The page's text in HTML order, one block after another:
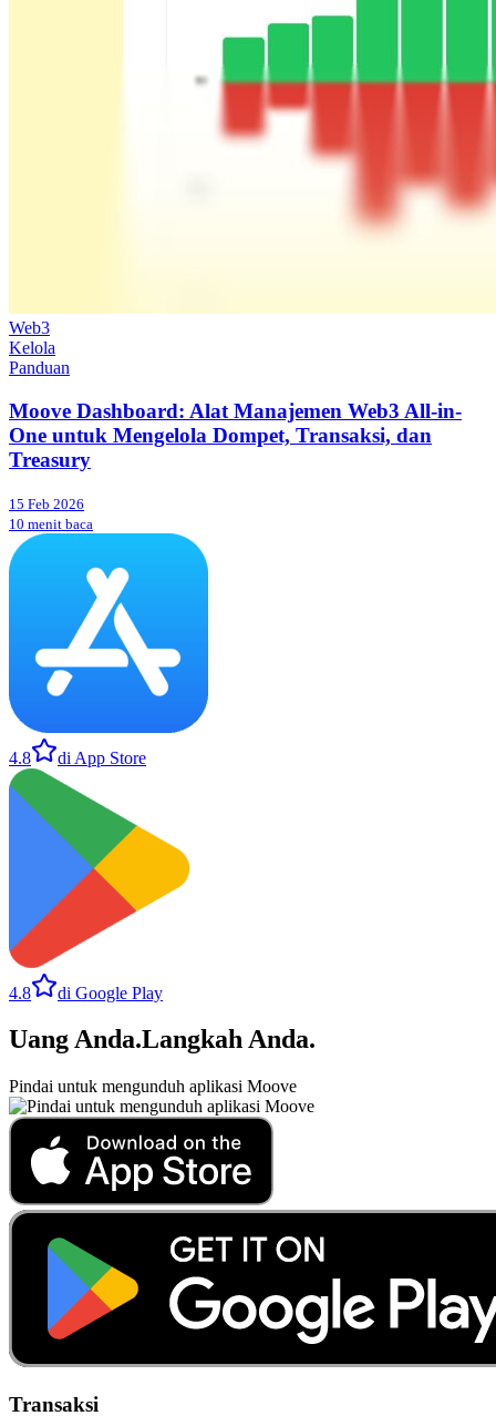
Web3
Kelola
Panduan
Moove Dashboard: Alat Manajemen Web3 All-in-
One untuk Mengelola Dompet, Transaksi, dan
Treasury
15 Feb 2026
10 menit baca
4.8 di App Store
4.8 di Google Play
Uang Anda.Langkah Anda.
Pindai untuk mengunduh aplikasi Moove
Transaksi